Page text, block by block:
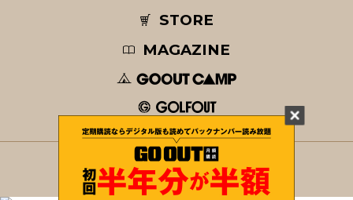
© COPYRIGHT 2026 GO OUT / SAN-EI CORPORATION Co.,Ltd.
STORE
MAGAZINE